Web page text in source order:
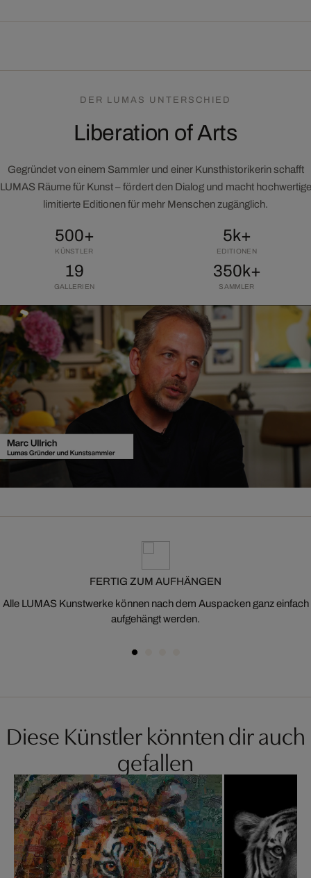
DER LUMAS UNTERSCHIED
Liberation of Arts
Gegründet von einem Sammler und einer Kunsthistorikerin schafft
LUMAS Räume für Kunst – fördert den Dialog und macht hochwertige
limitierte Editionen für mehr Menschen zugänglich.
500+
KÜNSTLER
5k+
EDITIONEN
19
GALLERIEN
350k+
SAMMLER
FERTIG ZUM AUFHÄNGEN
Alle LUMAS Kunstwerke können nach dem Auspacken ganz einfach
aufgehängt werden.
Diese Künstler könnten dir auch
gefallen